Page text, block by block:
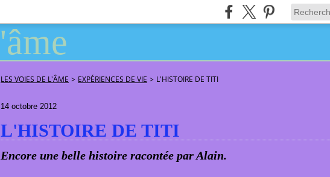
LES VOIES DE L'ÂME > EXPÉRIENCES DE VIE > L'HISTOIRE DE TITI
14 octobre 2012
L'HISTOIRE DE TITI
Encore une belle histoire racontée par Alain.